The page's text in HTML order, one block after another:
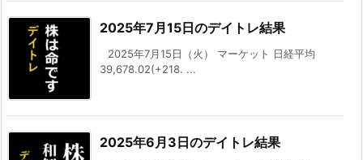
2025年7月15日のデイトレ結果
2025年7月15日（火） マーケット 日経平均
39,678.02(+218. ...
2025年6月3日のデイトレ結果